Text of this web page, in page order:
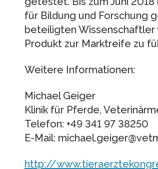
für Bildung und Forschung
beteiligten Wissenschaftler
Produkt zur Marktreife zu
Weitere Informationen:
Michael Geiger
Klinik für Pferde,
Telefon: +49 341 97 38250
E-Mail:
http://